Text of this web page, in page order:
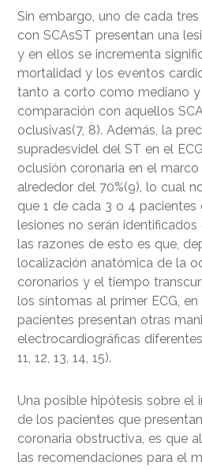
Sin embargo, uno de cada
con SCAsST presentan una
y en ellos se incrementa
mortalidad y los eventos
tanto a corto como mediano
comparación con aquellos
oclusivas(7, 8). Además, la
supradesvidel del ST en el
oclusión coronaria en el
alrededor del 70%(9), lo cual
que 1 de cada 3 o 4
lesiones no serán
las razones de esto es que,
localización anatómica de la
coronarios y el tiempo
los síntomas al primer ECG,
pacientes presentan otras
electrocardiográficas
11, 12, 13, 14, 15).
Una posible hipótesis sobre el
de los pacientes que
coronaria obstructiva, es que
las recomendaciones para el